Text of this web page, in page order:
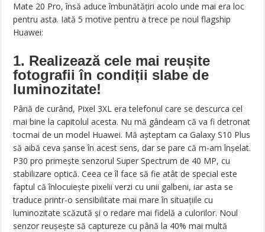
Mate 20 Pro, însă aduce îmbunătățiri acolo unde mai era loc
pentru asta. Iată 5 motive pentru a trece pe noul flagship
Huawei:
1. Realizează cele mai reușite
fotografii în condiții slabe de
luminozitate!
Până de curând, Pixel 3XL era telefonul care se descurca cel
mai bine la capitolul acesta. Nu mă gândeam că va fi detronat
tocmai de un model Huawei. Mă așteptam ca Galaxy S10 Plus
să aibă ceva șanse în acest sens, dar se pare că m-am înșelat.
P30 pro primește senzorul Super Spectrum de 40 MP, cu
stabilizare optică. Ceea ce îl face să fie atât de special este
faptul că înlocuiește pixelii verzi cu unii galbeni, iar asta se
traduce printr-o sensibilitate mai mare în situațiile cu
luminozitate scăzută și o redare mai fidelă a culorilor. Noul
senzor reușește să captureze cu până la 40% mai multă